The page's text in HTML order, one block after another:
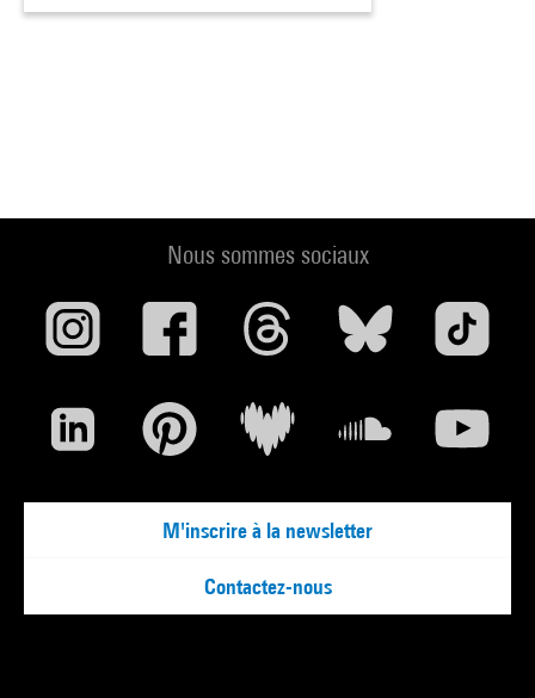
Nous sommes sociaux
M'inscrire à la newsletter
Contactez-nous